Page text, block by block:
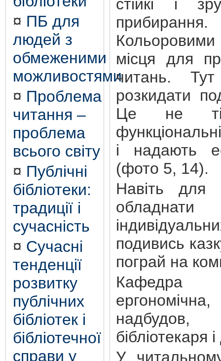
¤ ПБ для
людей з
обмеженими
можливостями
¤ Проблема
читання –
проблема
всього світу
¤ Публічні
бібліотеки:
традиції і
сучасність
¤ Сучасні
тенденції
розвитку
публічних
бібліотек і
бібліотечної
справи у
стійкі і
прибирання.
Кольоровими
місця для
читань.
розкидати
Це не
і надають
(фото 5, 14).
Навіть для
подивись
пограй на
Кафедра
бібліотекаря
У